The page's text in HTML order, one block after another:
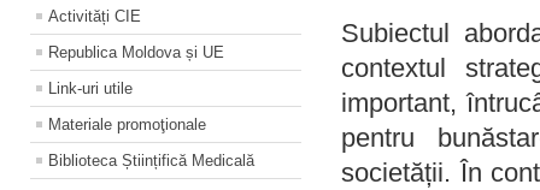
Activități CIE
Republica Moldova și UE
Link-uri utile
Materiale promoţionale
Biblioteca Științifică Medicală
Subiectul
contextul
important,
pentru
societății. În